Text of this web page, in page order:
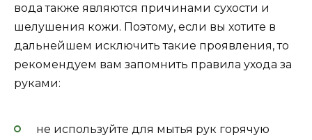
вода также являются причинами сухости и
шелушения кожи. Поэтому, если вы хотите в
дальнейшем исключить такие проявления, то
рекомендуем вам запомнить правила ухода за
руками:
не используйте для мытья рук горячую